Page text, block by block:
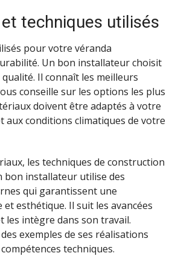
techniques utilisés
pour votre véranda
Un bon installateur choisit
Il connaît les meilleurs
conseille sur les options les plus
doivent être adaptés à votre
aux conditions climatiques de votre
les techniques de construction
bon installateur utilise des
qui garantissent une
esthétique. Il suit les avancées
les intègre dans son travail.
exemples de ses réalisations
techniques.